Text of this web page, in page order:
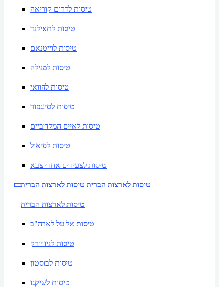
טיסות לדרום קוריאה
טיסות לתאילנד
טיסות לוייטנאם
טיסות למנילה
טיסות להוואי
טיסות לסינגפור
טיסות לאיים המלדיביים
טיסות לסיאול
טיסות לצעירים אחרי צבא
טיסות לארצות הברית טיסות לארצות הברית
טיסות לארצות הברית
טיסות אל על לארה"ב
טיסות לניו יורק
טיסות לבוסטון
טיסות לשיקגו